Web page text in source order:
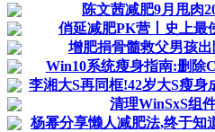
陈文茜减肥9月甩肉
俏延减肥PK营丨史上最
增肥捐骨髓救父男孩
Win10系统瘦身指南:删除
李湘大S再同框!42岁大S瘦
清理WinSxS组
杨幂分享懒人减肥法,终于知